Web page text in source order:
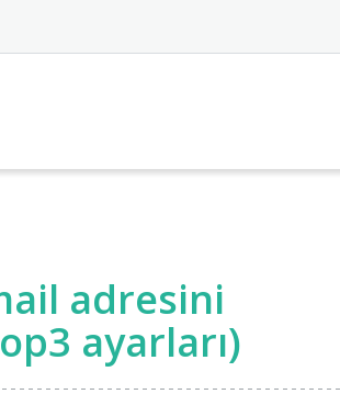
adresini
ayarları)